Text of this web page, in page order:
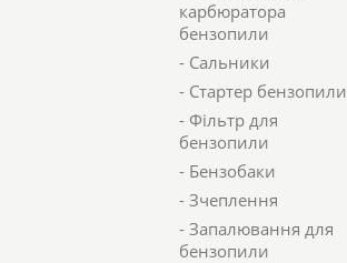
карбюратора
бензопили
- Сальники
- Стартер бензопили
- Фільтр для
бензопили
- Бензобаки
- Зчеплення
- Запалювання для
бензопили